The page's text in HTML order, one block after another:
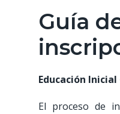
Contacto
Accesos
Guía
Educación Inicial
El proceso de